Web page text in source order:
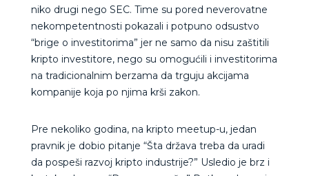
niko drugi nego SEC. Time su pored neverovatne
nekompetentnosti pokazali i potpuno odsustvo
“brige o investitorima” jer ne samo da nisu zaštitili
kripto investitore, nego su omogućili i investitorima
na tradicionalnim berzama da trguju akcijama
kompanije koja po njima krši zakon.
Pre nekoliko godina, na kripto meetup-u, jedan
pravnik je dobio pitanje “Šta država treba da uradi
da pospeši razvoj kripto industrije?” Usledio je brz i